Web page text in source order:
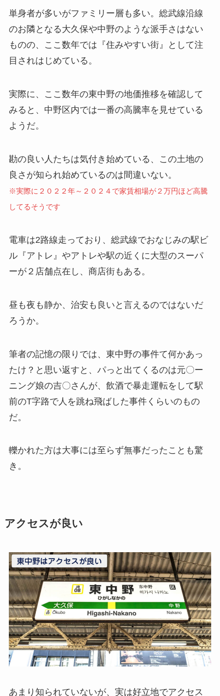
単身者が多いがファミリー層も多い。総武線沿線
のお隣となる大久保や中野のような派手さはない
ものの、ここ数年では『住みやすい街』として注
目されはじめている。
実際に、ここ数年の東中野の地価推移を確認して
みると、中野区内では一番の高騰率を見せている
ようだ。
勘の良い人たちは気付き始めている、この土地の
良さが知られ始めているのは間違いない。
※実際に２０２２年～２０２４で家賃相場が２万円ほど高騰
してるそうです
電車は2路線走っており、総武線でおなじみの駅ビ
ル『アトレ』やアトレや駅の近くに大型のスーパ
ーが２店舗点在し、商店街もある。
昼も夜も静か、治安も良いと言えるのではないだ
ろうか。
筆者の記憶の限りでは、東中野の事件て何かあっ
たけ？と思い返すと、パっと出てくるのは元〇ー
ニング娘の吉〇さんが、飲酒で暴走運転をして駅
前のT字路で人を跳ね飛ばした事件くらいのもの
だ。
轢かれた方は大事には至らず無事だったことも驚
き。
アクセスが良い
あまり知られていないが、実は好立地でアクセス